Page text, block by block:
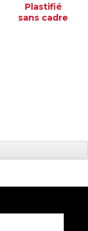
Plastifié
sans cadre